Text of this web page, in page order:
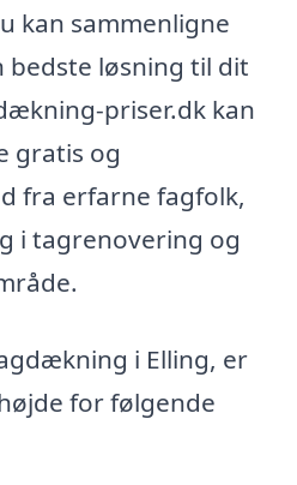
kan sammenligne
bedste løsning til dit
priser.dk kan
gratis og
fra erfarne fagfolk,
i tagrenovering og
i Elling, er
for følgende